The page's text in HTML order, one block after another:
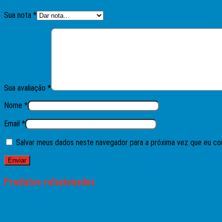
Sua nota *
Sua avaliação *
Nome *
Email *
Salvar meus dados neste navegador para a próxima vez que eu
Produtos relacionados